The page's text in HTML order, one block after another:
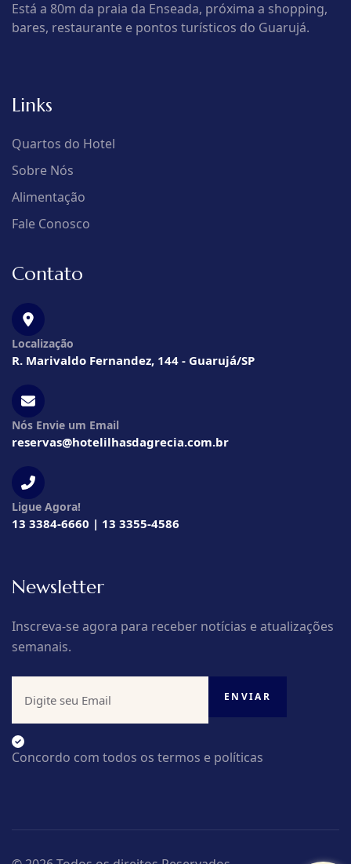
Está a 80m da praia da Enseada, próxima a shopping,
bares, restaurante e pontos turísticos do Guarujá.
Links
Quartos do Hotel
Sobre Nós
Alimentação
Fale Conosco
Contato
Localização
R. Marivaldo Fernandez, 144 - Guarujá/SP
Nós Envie um Email
reservas@hotelilhasdagrecia.com.br
Ligue Agora!
13 3384-6660 | 13 3355-4586
Newsletter
Inscreva-se agora para receber notícias e atualizações
semanais.
Concordo com todos os termos e políticas